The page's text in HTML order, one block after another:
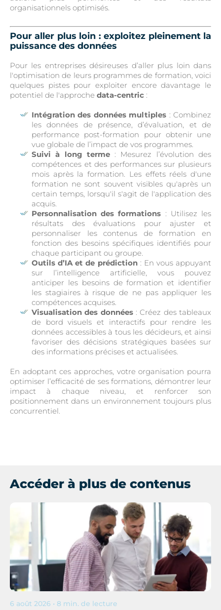
organisationnels optimisés.
Pour aller plus loin : exploitez pleinement la
puissance des données
Pour les entreprises désireuses d’aller plus loin dans
l'optimisation de leurs programmes de formation, voici
quelques pistes pour exploiter encore davantage le
potentiel de l'approche data-centric :
Intégration des données multiples : Combinez
les données de présence, d’évaluation, et de
performance post-formation pour obtenir une
vue globale de l’impact de vos programmes.
Suivi à long terme: Mesurez l’évolution des
compétences et des performances sur plusieurs
mois après la formation. Les effets réels d'une
formation ne sont souvent visibles qu'après un
certain temps, lorsqu'il s'agit de l'application des
acquis.
Personnalisation des formations : Utilisez les
résultats des évaluations pour ajuster et
personnaliser les contenus de formation en
fonction des besoins spécifiques identifiés pour
chaque participant ou groupe.
Outils d’IA et de prédiction: En vous appuyant
sur l’intelligence artificielle, vous pouvez
anticiper les besoins de formation et identifier
les stagiaires à risque de ne pas appliquer les
compétences acquises.
Visualisation des données: Créez des tableaux
de bord visuels et interactifs pour rendre les
données accessibles à tous les décideurs, et ainsi
favoriser des décisions stratégiques basées sur
des informations précises et actualisées.
En adoptant ces approches, votre organisation pourra
optimiser l’efficacité de ses formations, démontrer leur
impact à chaque niveau, et renforcer son
positionnement dans un environnement toujours plus
concurrentiel.
Accéder à plus de contenus
6 août 2026 • 8 min. de lecture